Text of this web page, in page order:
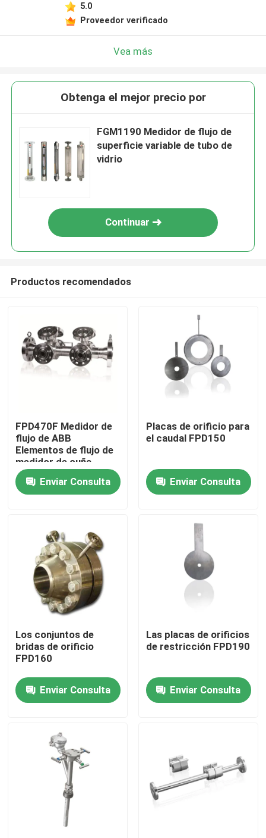
Inicio
Productos
Videos
Sobre nosotros
Visita a la fábrica
Control de Calidad
Solicitar una cotización
Generador de gas PSA
5.0
Proveedor verificado
Vea más
Obtenga el mejor precio por
FGM1190 Medidor de flujo de
superficie variable de tubo de
vidrio
Continuar
Productos recomendados
FPD470F Medidor de
flujo de ABB
Elementos de flujo de
medidor de cuña
Enviar Consulta
Placas de orificio para
el caudal FPD150
Enviar Consulta
Los conjuntos de
bridas de orificio
FPD160
Enviar Consulta
Las placas de orificios
de restricción FPD190
Enviar Consulta